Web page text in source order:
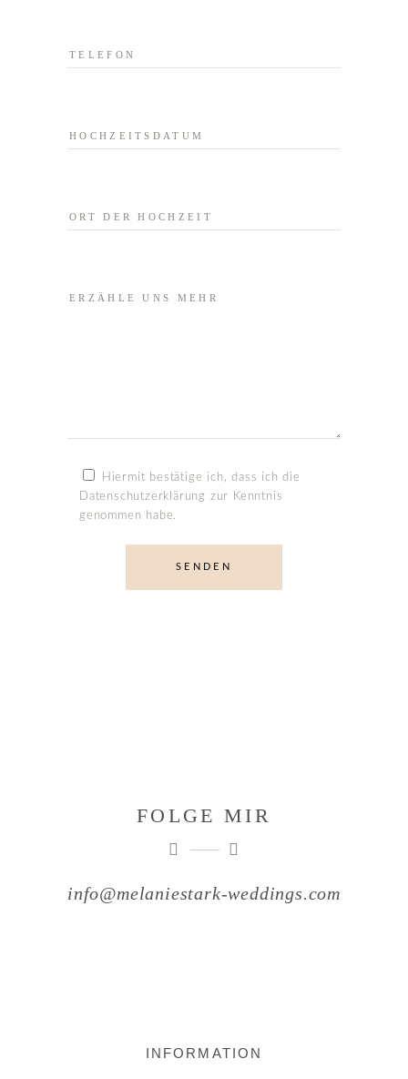
Hiermit bestätige ich, dass ich die
Datenschutzerklärung zur Kenntnis
genommen habe.
SENDEN
FOLGE MIR
info@melaniestark-weddings.com
INFORMATION